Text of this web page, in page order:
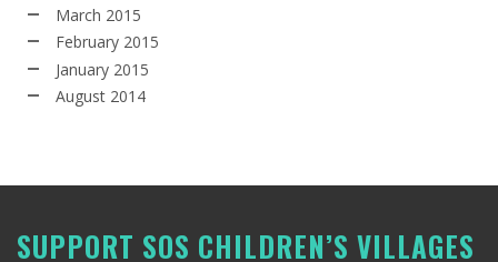
March 2015
February 2015
January 2015
August 2014
SUPPORT SOS CHILDREN’S VILLAGES